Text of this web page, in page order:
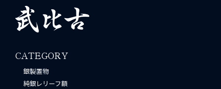
CATEGORY
銀製置物
純銀レリーフ額